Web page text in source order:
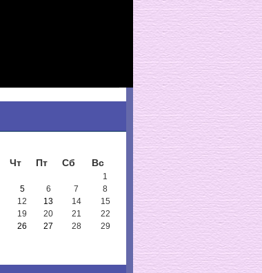
Чт Пт Сб Вс
1
5 6 7
8
12 13 14
15
19 20 21
22
26 27 28
29